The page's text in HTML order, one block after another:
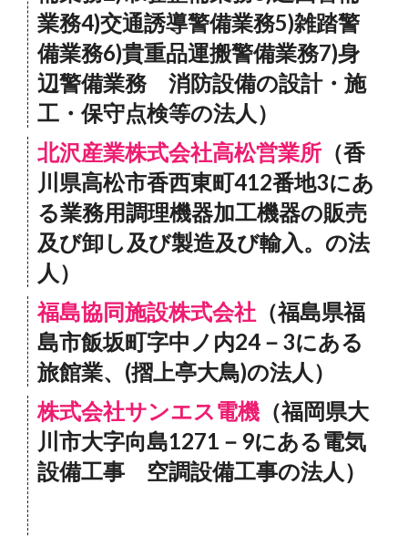
業務4)交通誘導警備業務5)雑踏警
備業務6)貴重品運搬警備業務7)身
辺警備業務 消防設備の設計・施
工・保守点検等の法人）
北沢産業株式会社高松営業所 （香
川県高松市香西東町412番地3にあ
る業務用調理機器加工機器の販売
及び卸し及び製造及び輸入。の法
人）
福島協同施設株式会社 （福島県福
島市飯坂町字中ノ内24－3にある
旅館業、(摺上亭大鳥)の法人）
株式会社サンエス電機 （福岡県大
川市大字向島1271－9にある電気
設備工事 空調設備工事の法人）